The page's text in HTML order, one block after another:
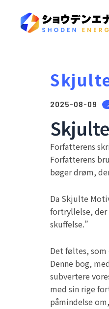
2025-08-09
Forfatterens
Forfatterens
bøger drøm,
Da Skjulte
fortryllelse, der
skuffelse.”
Det føltes,
Denne bog,
subvertere
med sin rige
påmindelse